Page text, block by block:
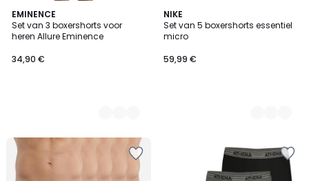
EMINENCE
Set van 3 boxershorts voor
heren Allure Eminence
34,90 €
2
Kleuren
NIKE
Set van 5 boxershorts essentiel
micro
59,99 €
2
Kleuren